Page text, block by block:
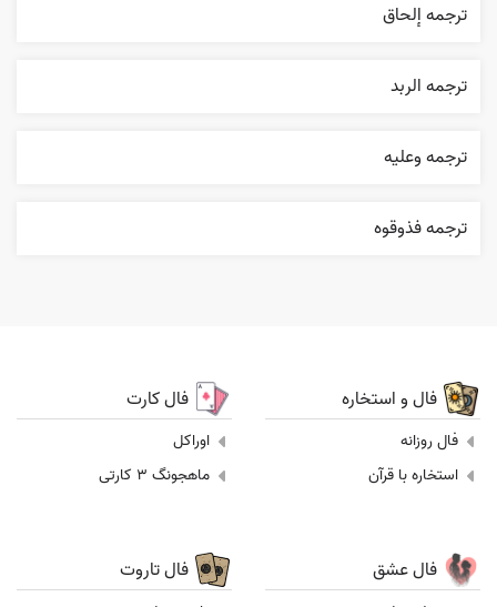
ترجمه إلحاق
ترجمه الربد
ترجمه وعليه
ترجمه فذوقوه
فال و استخاره
فال روزانه
استخاره با قرآن
فال کارت
اوراکل
ماهجونگ 3 کارتی
فال عشق فال تاروت